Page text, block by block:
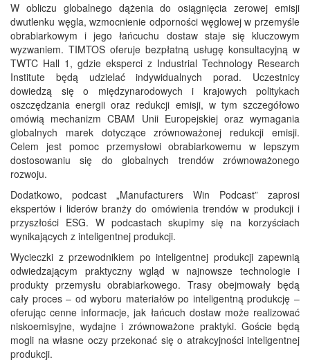
W obliczu globalnego dążenia do osiągnięcia zerowej emisji
dwutlenku węgla, wzmocnienie odporności węglowej w przemyśle
obrabiarkowym i jego łańcuchu dostaw staje się kluczowym
wyzwaniem. TIMTOS oferuje bezpłatną usługę konsultacyjną w
TWTC Hall 1, gdzie eksperci z Industrial Technology Research
Institute będą udzielać indywidualnych porad. Uczestnicy
dowiedzą się o międzynarodowych i krajowych politykach
oszczędzania energii oraz redukcji emisji, w tym szczegółowo
omówią mechanizm CBAM Unii Europejskiej oraz wymagania
globalnych marek dotyczące zrównoważonej redukcji emisji.
Celem jest pomoc przemysłowi obrabiarkowemu w lepszym
dostosowaniu się do globalnych trendów zrównoważonego
rozwoju.
Dodatkowo, podcast „Manufacturers Win Podcast” zaprosi
ekspertów i liderów branży do omówienia trendów w produkcji i
przyszłości ESG. W podcastach skupimy się na korzyściach
wynikających z inteligentnej produkcji.
Wycieczki z przewodnikiem po inteligentnej produkcji zapewnią
odwiedzającym praktyczny wgląd w najnowsze technologie i
produkty przemysłu obrabiarkowego. Trasy obejmowały będą
cały proces – od wyboru materiałów po inteligentną produkcję –
oferując cenne informacje, jak łańcuch dostaw może realizować
niskoemisyjne, wydajne i zrównoważone praktyki. Goście będą
mogli na własne oczy przekonać się o atrakcyjności inteligentnej
produkcji.